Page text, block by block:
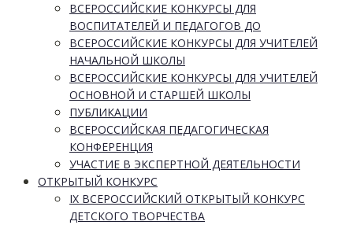
ВСЕРОССИЙСКИЕ КОНКУРСЫ ДЛЯ
ВОСПИТАТЕЛЕЙ И ПЕДАГОГОВ ДО
ВСЕРОССИЙСКИЕ КОНКУРСЫ ДЛЯ УЧИТЕЛЕЙ
НАЧАЛЬНОЙ ШКОЛЫ
ВСЕРОССИЙСКИЕ КОНКУРСЫ ДЛЯ УЧИТЕЛЕЙ
ОСНОВНОЙ И СТАРШЕЙ ШКОЛЫ
ПУБЛИКАЦИИ
ВСЕРОССИЙСКАЯ ПЕДАГОГИЧЕСКАЯ
КОНФЕРЕНЦИЯ
УЧАСТИЕ В ЭКСПЕРТНОЙ ДЕЯТЕЛЬНОСТИ
ОТКРЫТЫЙ КОНКУРС
IX ВСЕРОССИЙСКИЙ ОТКРЫТЫЙ КОНКУРС
ДЕТСКОГО ТВОРЧЕСТВА